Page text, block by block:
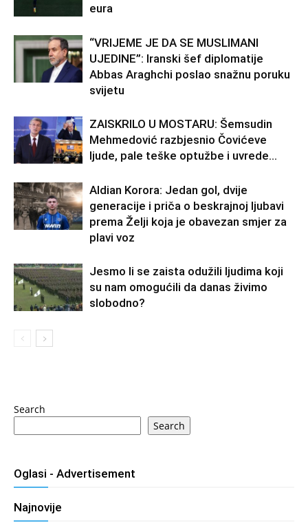
eura
“VRIJEME JE DA SE MUSLIMANI
UJEDINE”: Iranski šef diplomatije
Abbas Araghchi poslao snažnu poruku
svijetu
ZAISKRILO U MOSTARU: Šemsudin
Mehmedović razbjesnio Čovićeve
ljude, pale teške optužbe i uvrede…
Aldian Korora: Jedan gol, dvije
generacije i priča o beskrajnoj ljubavi
prema Želji koja je obavezan smjer za
plavi voz
Jesmo li se zaista odužili ljudima koji
su nam omogućili da danas živimo
slobodno?
Search
Search
Oglasi - Advertisement
Najnovije